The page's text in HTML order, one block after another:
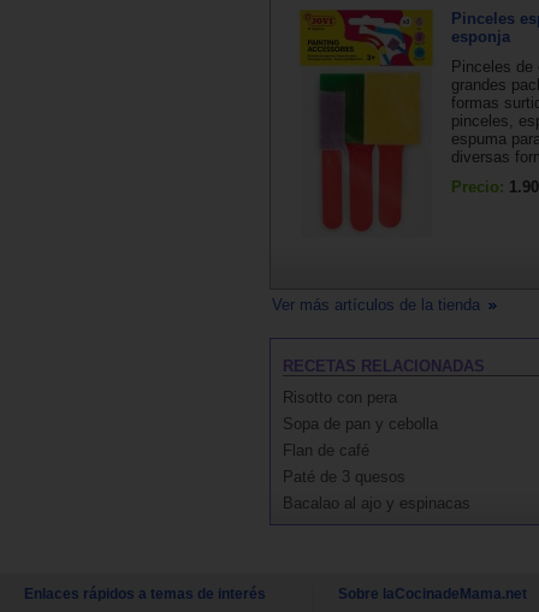
Pinceles
esponja
Pinceles de
grandes
formas
pinceles,
espuma
diversas
Precio:
Ver más artículos de la tienda
RECETAS RELACIONADAS
Risotto con pera
Sopa de pan y cebolla
Flan de café
Paté de 3 quesos
Bacalao al ajo y espinacas
Enlaces rápidos a temas de interés Sobre laCocinadeMama.net